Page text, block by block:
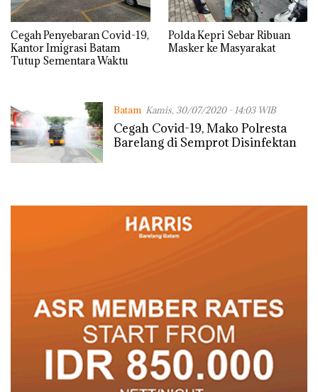
Cegah Penyebaran Covid-19,
Kantor Imigrasi Batam
Tutup Sementara Waktu
Polda Kepri Sebar Ribuan
Masker ke Masyarakat
Batam Kamis, 30/07/2020 - 14:03 WIB
Cegah Covid-19, Mako Polresta
Barelang di Semprot Disinfektan